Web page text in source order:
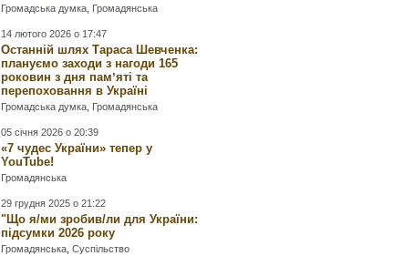
Громадська думка Громадянська
14 лютого 2026 о 17:47
Останній шлях Тараса Шевченка:
плануємо заходи з нагоди 165
роковин з дня памʼяті та
перепоховання в Україні
Громадська думка Громадянська
05 січня 2026 о 20:39
«7 чудес України» тепер у
YouTube!
Громадянська
29 грудня 2025 о 21:22
"Що я/ми зробив/ли для України:
підсумки 2026 року
Громадянська ,Суспільство